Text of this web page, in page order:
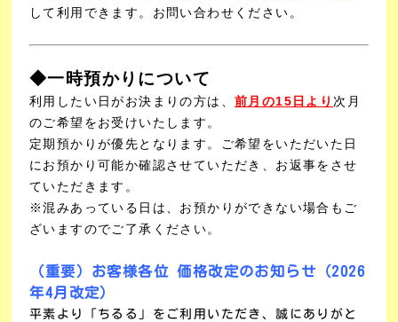
して利用できます。お問い合わせください。
◆一時預かりについて
利用したい日がお決まりの方は、前月の15日より 次月
のご希望をお受けいたします。
定期預かりが優先となります。ご希望をいただいた日
にお預かり可能か確認させていただき、お返事をさせ
ていただきます。
※混みあっている日は、お預かりができない場合もご
ざいますのでご了承ください。
（重要）お客様各位 価格改定のお知らせ（2026
年4月改定）
平素より「ちるる」をご利用いただき、誠にありがと